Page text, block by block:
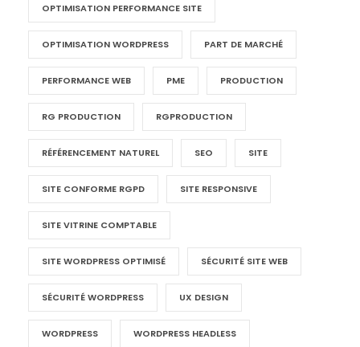
OPTIMISATION PERFORMANCE SITE
OPTIMISATION WORDPRESS PART DE MARCHÉ
PERFORMANCE WEB PME PRODUCTION
RG PRODUCTION RGPRODUCTION
RÉFÉRENCEMENT NATUREL SEO SITE
SITE CONFORME RGPD SITE RESPONSIVE
SITE VITRINE COMPTABLE
SITE WORDPRESS OPTIMISÉ SÉCURITÉ SITE WEB
SÉCURITÉ WORDPRESS UX DESIGN
WORDPRESS WORDPRESS HEADLESS